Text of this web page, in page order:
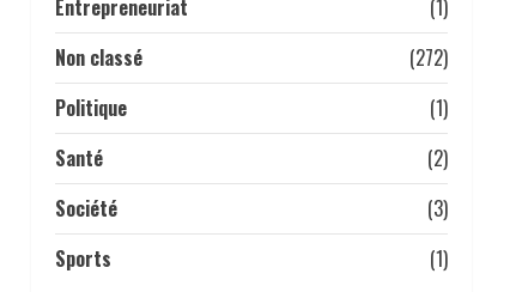
Entrepreneuriat
(1)
Non classé
(272)
Politique
(1)
Santé
(2)
Société
(3)
Sports
(1)